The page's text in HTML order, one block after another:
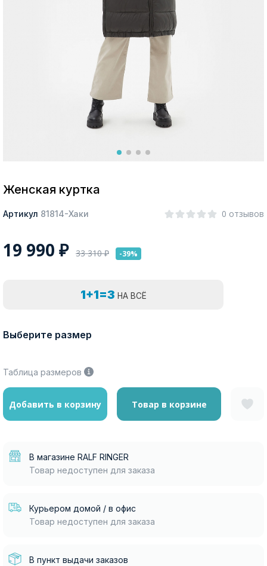
Изменить город
Женская куртка
Артикул 81814-Хаки 0 отзывов
19 990 ₽ 33 310₽ -39%
1+1=3 НА ВСЁ
Выберите размер
Таблица размеров
Добавить в корзину Товар в корзине
В магазине RALF RINGER
Товар недоступен для заказа
Курьером домой / в офис
Товар недоступен для заказа
В пункт выдачи заказов